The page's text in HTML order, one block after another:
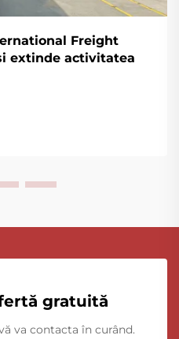
Freight
extinde activitatea
gratuită
va contacta în curând.